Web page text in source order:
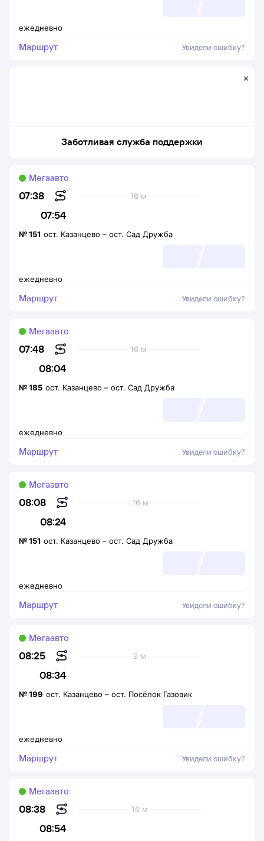
ежедневно
Маршрут Увидели ошибку?
Заботливая служба поддержки
07:38
07:54
16 м
Мегаавто
ежедневно
№151 ост. Казанцево – ост. Сад Дружба
Маршрут Увидели ошибку?
07:48
08:04
16 м
Мегаавто
ежедневно
№185 ост. Казанцево – ост. Сад Дружба
Маршрут Увидели ошибку?
08:08
08:24
16 м
Мегаавто
ежедневно
№151 ост. Казанцево – ост. Сад Дружба
Маршрут Увидели ошибку?
08:25
08:34
9 м
Мегаавто
ежедневно
№199 ост. Казанцево – ост. Посёлок Газовик
Маршрут Увидели ошибку?
08:38
08:54
16 м
Мегаавто